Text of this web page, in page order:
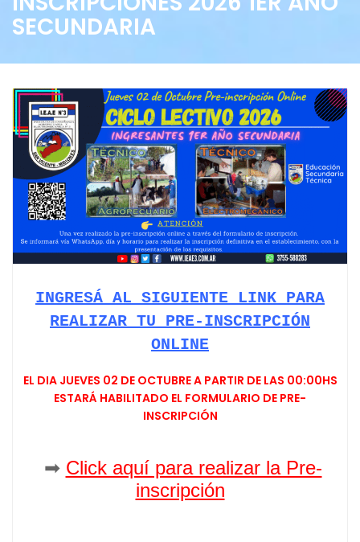
SECUNDARIA
INGRESÁ AL SIGUIENTE LINK PARA
REALIZAR TU PRE-INSCRIPCIÓN
ONLINE
EL DIA JUEVES 02 DE OCTUBRE A PARTIR DE LAS 00:00HS
ESTARÁ HABILITADO EL FORMULARIO DE PRE-
INSCRIPCIÓN
➡ Click aquí para realizar la Pre-
inscripción